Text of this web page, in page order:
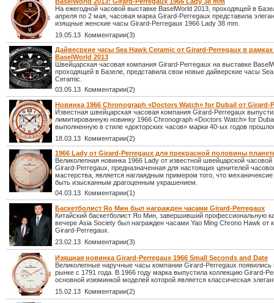
На ежегодной часовой выставке BaselWorld 2013, проходящей в
апреля по 2 мая, часовая марка Girard-Perregaux представила
изящные женские часы Girard-Perregaux 1966 Lady 38 mm.
19.05.13 Комментарии(3)
Дайвесркие часы Sea Hawk Ceramic от Girard-Perregaux в
BaselWorld 2013
Швейцарская часовая компания Girard-Perregaux на выставке
проходящей в Базеле, представила свои новые дайверские часы
Ceramic.
03.05.13 Комментарии(2)
Новинка 1966 Chronograph «Doctors Watch» for Dubail от Girard-
Известная швейцарская часовая компания Girard-Perregaux
лимитированную новинку 1966 Chronograph «Doctors Watch» for
выполненную в стиле «докторских часов» марки 40-ых годов
18.03.13 Комментарии(2)
1966 Lady от Girard-Perregaux для прекрасной половины
Великолепная новинка 1966 Lady от известной швейцарской
Girard-Perregaux, предназначенная для настоящих ценителей
мастерства, является наглаядным примером того, что
быть изысканным драгоценным украшением.
04.03.13 Комментарии(1)
Баскетболист Яо Мин был награжден часами Girard-Perregaux
Китайский баскетболист Яо Мин, завершивший профессиональную
вечере Asia Society был награжден часами Yao Ming Chrono Hawk от
Girard-Perregaux.
23.02.13 Комментарии(3)
Изящная новинка Girard-Perregaux 1966 Small Seconds and Date
Великолепные наручные часы компании Girard-Perregaux появились
рынке с 1791 года. В 1966 году марка выпустила коллекцию Girard-
основной изюминкой моделей которой является классическая
15.02.13 Комментарии(2)